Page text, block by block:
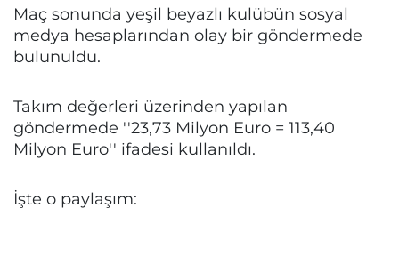
Maç sonunda yeşil beyazlı kulübün sosyal
medya hesaplarından olay bir göndermede
bulunuldu.
Takım değerleri üzerinden yapılan
göndermede ''23,73 Milyon Euro = 113,40
Milyon Euro'' ifadesi kullanıldı.
İşte o paylaşım: